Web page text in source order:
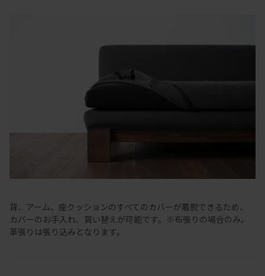
背、アーム、座クッションのすべてのカバーが着脱できるため、
カバーのお手入れ、買い替えが可能です。※布張りの場合のみ。
革張りは張り込みとなります。